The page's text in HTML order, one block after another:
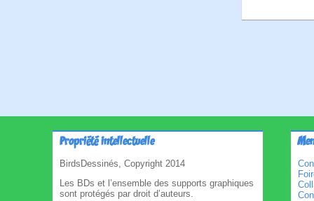
Propriété intellectuelle
BirdsDessinés, Copyright 2014
Les BDs et l’ensemble des supports graphiques
sont protégés par droit d’auteurs.